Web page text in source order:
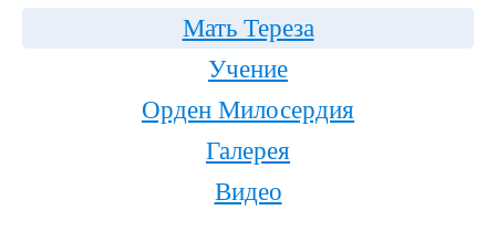
Мать Тереза
Учение
Орден Милосердия
Галерея
Видео